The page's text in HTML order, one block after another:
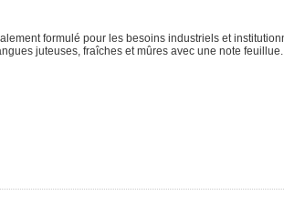
formulé pour les besoins industriels et
juteuses, fraîches et mûres avec une note feuillue.